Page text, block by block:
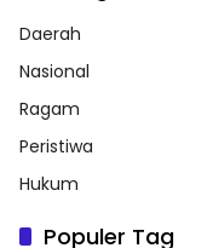
Daerah
Nasional
Ragam
Peristiwa
Hukum
Populer Tag